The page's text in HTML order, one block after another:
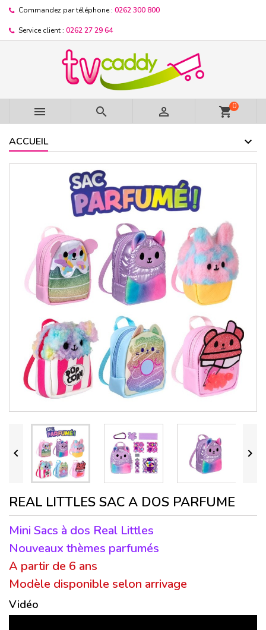
Commandez par téléphone : 0262 300 800
Service client : 0262 27 29 64
   shopping_cart0
ACCUEIL
 
REAL LITTLES SAC A DOS PARFUME
Mini Sacs à dos Real Littles
Nouveaux thèmes parfumés
A partir de 6 ans
Modèle disponible selon arrivage
Vidéo